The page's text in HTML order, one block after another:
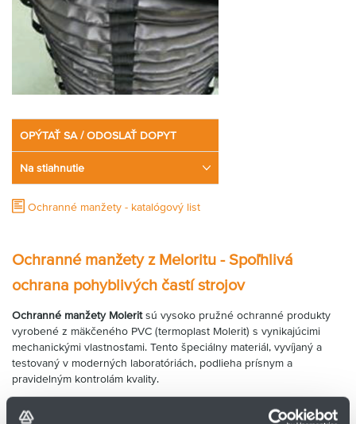
OPÝTAŤ SA / ODOSLAŤ DOPYT
Na stiahnutie
Ochranné manžety - katalógový list
Ochranné manžety z Meloritu - Spoľhlivá
ochrana pohyblivých častí strojov
Ochranné manžety Moleritsú vysoko pružné ochranné produkty
vyrobené z mäkčeného PVC (termoplast Molerit) s vynikajúcimi
mechanickými vlastnosťami. Tento špeciálny materiál, vyvíjaný a
testovaný v moderných laboratóriách, podlieha prísnym a
pravidelným kontrolám kvality.
Vlastnosti a prispôsobenie